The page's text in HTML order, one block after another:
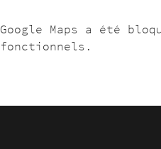
Google Maps a été
fonctionnels.